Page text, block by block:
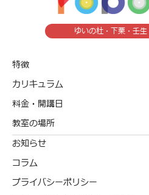
ゆいの杜・下栗・壬
特徴
カリキュラム
料金・開講日
教室の場所
お知らせ
コラム
プライバシーポリシー